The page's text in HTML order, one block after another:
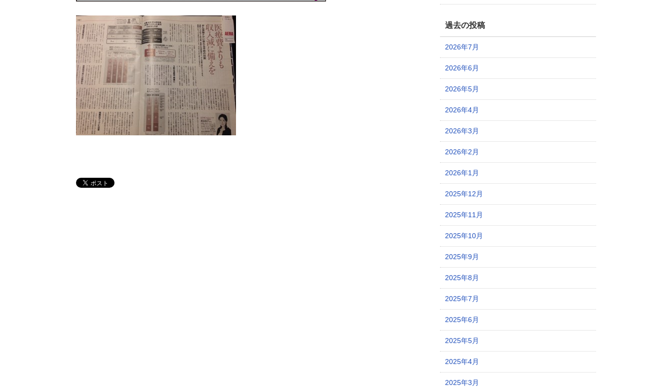
過去の投稿
2026年7月
2026年6月
2026年5月
2026年4月
2026年3月
2026年2月
2026年1月
2025年12月
2025年11月
2025年10月
2025年9月
2025年8月
2025年7月
2025年6月
2025年5月
2025年4月
2025年3月